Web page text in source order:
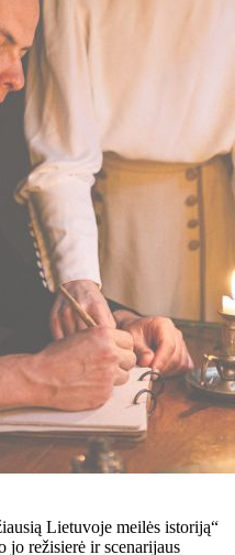
Lietuvoje meilės istoriją“
jo režisierė ir scenarijaus